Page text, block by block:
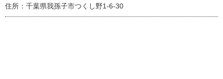
住所：千葉県我孫子市つくし野1-6-30